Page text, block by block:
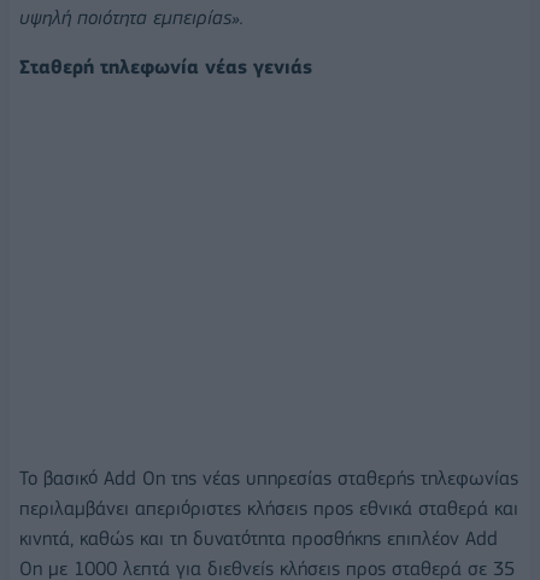
υψηλή ποιότητα εμπειρίας».
Σταθερή τηλεφωνία νέας γενιάς
Το βασικό Add On της νέας υπηρεσίας σταθερής τηλεφωνίας
περιλαμβάνει απεριόριστες κλήσεις προς εθνικά σταθερά και
κινητά, καθώς και τη δυνατότητα προσθήκης επιπλέον Add
On με 1000 λεπτά για διεθνείς κλήσεις προς σταθερά σε 35